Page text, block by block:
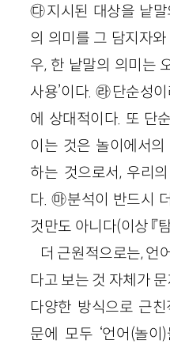
㉰지시된 대상을 낱
의 의미를 그 담지자
우, 한 낱말의 의미는
사용’이다. ㉱단순성
에 상대적이다. 또 단
이는 것은 놀이에서
하는 것으로서, 우리
다. ㉲분석이 반드시
것만도 아니다(이상
더 근원적으로는, 언
다고 보는 것 자체가
다양한 방식으로 근
문에 모두 ‘언어(놀이